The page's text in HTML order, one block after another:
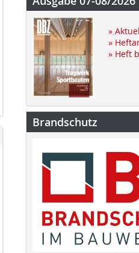
»
»
» Heft
Brandschutz